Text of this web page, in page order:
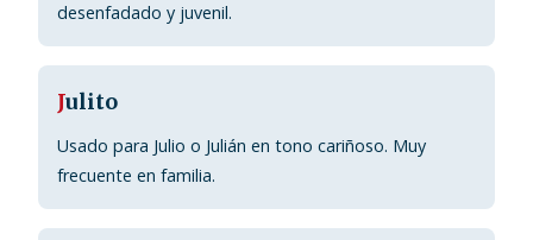
desenfadado y juvenil.
Julito
Usado para Julio o Julián en tono cariñoso. Muy
frecuente en familia.